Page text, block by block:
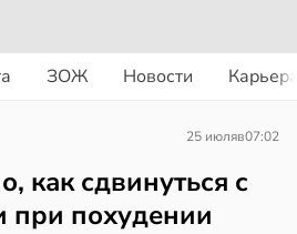
ЗОЖ Новости
25 июляв07:02
как сдвинуться с
при похудении